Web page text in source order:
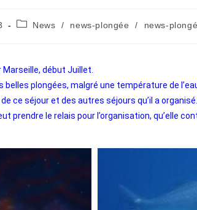
News / news-plongée / news-
Marseille, début Juillet.
plongées, malgré une température de
ce séjour et des autres séjours qu’il a organisé.
prendre le relais pour l’organisation, qu’elle